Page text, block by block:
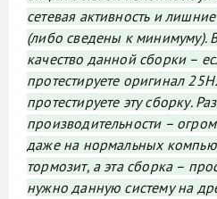
сетевая активность и
(либо сведены к минимуму).
качество данной сборки –
протестируете оригинал
протестируете эту сборку.
производительности –
даже на нормальных
тормозит, а эта сборка –
нужно данную систему на